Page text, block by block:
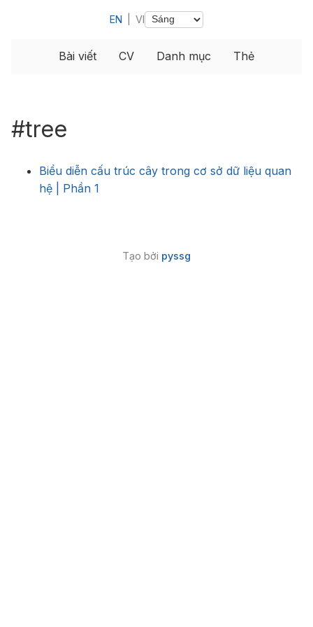
EN VI
Bài viết CV Danh mục Thẻ
#tree
Biểu diễn cấu trúc cây trong cơ sở dữ liệu quan
hệ | Phần 1
Tạo bởi pyssg